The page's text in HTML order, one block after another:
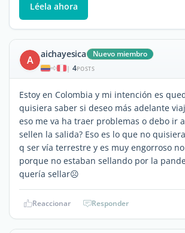
Léela ahora
A aichayesica Nuevo miembro
| 4POSTS
Estoy en Colombia y mi intención es
quisiera saber si deseo más adelante
eso me va ha traer problemas o debo ir
sellen la salida? Eso es lo que no
q ser vía terrestre y es muy engorroso
porque no estaban sellando por la
quería sellar☹️
Reaccionar Responder